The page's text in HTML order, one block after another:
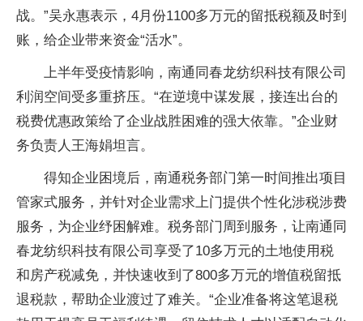
战。”吴永惠表示，4月份1100多万元的留抵税额及时到
账，给企业带来资金“活水”。
上半年受疫情影响，南通同春龙纺织科技有限公司
利润空间受多重挤压。“在逆境中谋发展，接连出台的
税费优惠政策给了企业战胜困难的强大依靠。”企业财
务负责人王海娟坦言。
得知企业困境后，南通税务部门第一时间推出项目
管家式服务，并针对企业需求上门提供个性化涉税涉费
服务，为企业纾困解难。税务部门周到服务，让南通同
春龙纺织科技有限公司享受了10多万元的土地使用税
和房产税减免，并快速收到了800多万元的增值税留抵
退税款，帮助企业渡过了难关。“企业准备将这笔退税